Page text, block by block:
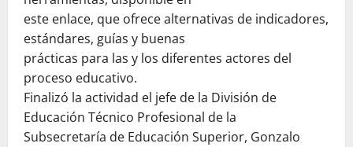
este enlace, que ofrece alternativas de indicadores,
estándares, guías y buenas
prácticas para las y los diferentes actores del
proceso educativo.
Finalizó la actividad el jefe de la División de
Educación Técnico Profesional de la
Subsecretaría de Educación Superior, Gonzalo